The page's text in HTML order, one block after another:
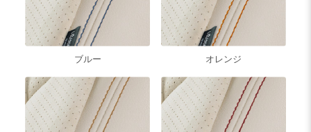
ブルー オレンジ